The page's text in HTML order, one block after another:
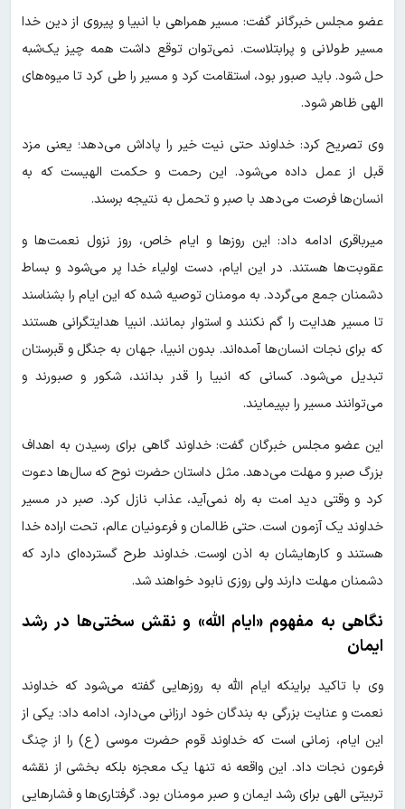
عضو مجلس خبرگانر گفت: مسیر همراهی با انبیا و پیروی از دین خدا
مسیر طولانی و پرابتلاست. نمی‌توان توقع داشت همه چیز یک‌شبه
حل شود. باید صبور بود، استقامت کرد و مسیر را طی کرد تا میوه‌های
الهی ظاهر شود.
وی تصریح کرد: خداوند حتی نیت خیر را پاداش می‌دهد؛ یعنی مزد
قبل از عمل داده می‌شود. این رحمت و حکمت الهیست که به
انسان‌ها فرصت می‌دهد با صبر و تحمل به نتیجه برسند.
میرباقری ادامه داد: این روزها و ایام خاص، روز نزول نعمت‌ها و
عقوبت‌ها هستند. در این ایام، دست اولیاء خدا پر می‌شود و بساط
دشمنان جمع می‌گردد. به مومنان توصیه شده که این ایام را بشناسند
تا مسیر هدایت را گم نکنند و استوار بمانند. انبیا هدایتگرانی هستند
که برای نجات انسان‌ها آمده‌اند. بدون انبیا، جهان به جنگل و قبرستان
تبدیل می‌شود. کسانی که انبیا را قدر بدانند، شکور و صبورند و
می‌توانند مسیر را بپیمایند.
این عضو مجلس خبرگان گفت: خداوند گاهی برای رسیدن به اهداف
بزرگ صبر و مهلت می‌دهد. مثل داستان حضرت نوح که سال‌ها دعوت
کرد و وقتی دید امت به راه نمی‌آید، عذاب نازل کرد. صبر در مسیر
خداوند یک آزمون است. حتی ظالمان و فرعونیان عالم، تحت اراده خدا
هستند و کارهایشان به اذن اوست. خداوند طرح گسترده‌ای دارد که
دشمنان مهلت دارند ولی روزی نابود خواهند شد.
نگاهی به مفهوم «ایام الله» و نقش سختی‌ها در رشد
ایمان
وی با تاکید براینکه ایام الله به روزهایی گفته می‌شود که خداوند
نعمت و عنایت بزرگی به بندگان خود ارزانی می‌دارد، ادامه داد: یکی از
این ایام، زمانی است که خداوند قوم حضرت موسی (ع) را از چنگ
فرعون نجات داد. این واقعه نه تنها یک معجزه بلکه بخشی از نقشه
تربیتی الهی برای رشد ایمان و صبر مومنان بود. گرفتاری‌ها و فشارهایی